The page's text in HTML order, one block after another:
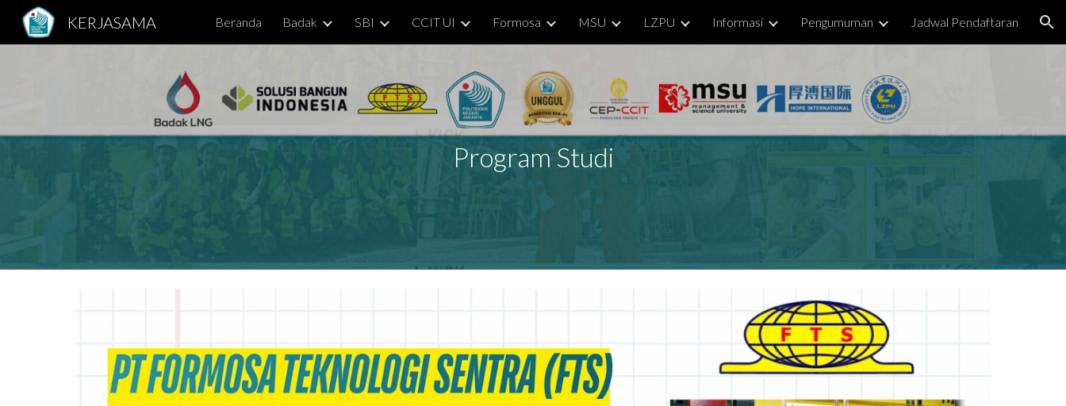
Skip to main content Skip to navigation
KERJASAMA Beranda Badak SBI CCIT UI Formosa MSU LZPU Informasi Pengumuman Jadwal Pendaftaran
Program Studi